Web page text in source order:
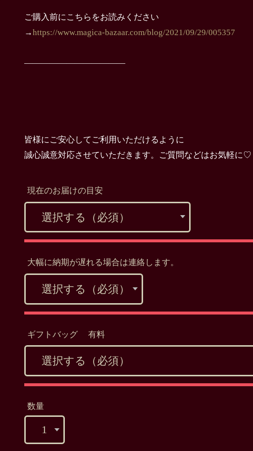
ご購入前にこちらをお読みください
→https://www.magica-bazaar.com/blog/2021/09/29/005357
————————————
皆様にご安心してご利用いただけるように
誠心誠意対応させていただきます。ご質問などはお気軽に♡
現在のお届けの目安
大幅に納期が遅れる場合は連絡します。
ギフトバッグ 有料
数量